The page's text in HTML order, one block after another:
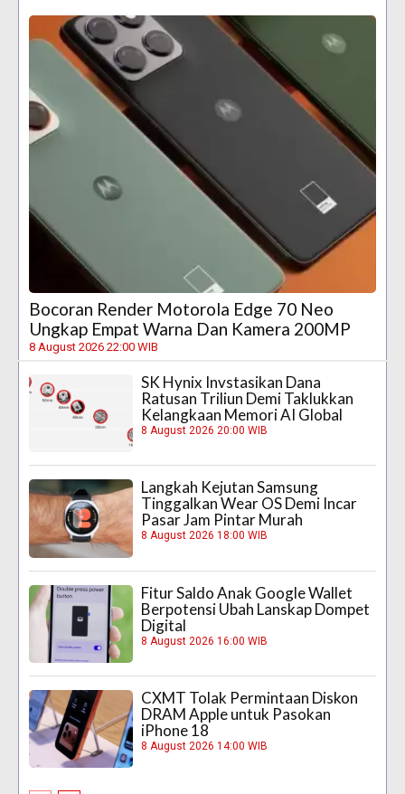
Bocoran Render Motorola Edge 70 Neo
Ungkap Empat Warna Dan Kamera 200MP
8 August 2026 22:00 WIB
SK Hynix Invstasikan Dana
Ratusan Triliun Demi Taklukkan
Kelangkaan Memori AI Global
8 August 2026 20:00 WIB
Langkah Kejutan Samsung
Tinggalkan Wear OS Demi Incar
Pasar Jam Pintar Murah
8 August 2026 18:00 WIB
Fitur Saldo Anak Google Wallet
Berpotensi Ubah Lanskap Dompet
Digital
8 August 2026 16:00 WIB
CXMT Tolak Permintaan Diskon
DRAM Apple untuk Pasokan
iPhone 18
8 August 2026 14:00 WIB